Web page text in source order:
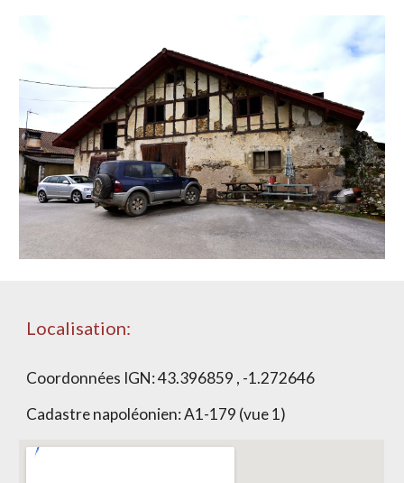
Localisation:
Coordonnées IGN:43.396859 , -1.272646
Cadastre napoléonien:A1-179 (vue 1)